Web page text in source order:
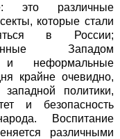
это различные
которые стали
в России;
Западом
и неформальные
крайне очевидно,
политики,
и безопасность
Воспитание
различными